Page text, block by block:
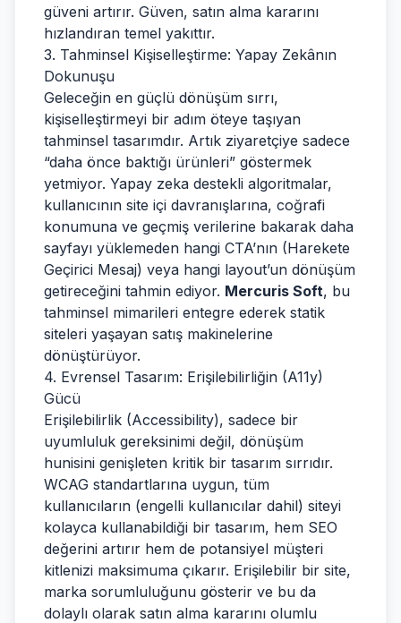
güveni artırır. Güven, satın alma kararını
hızlandıran temel yakıttır.
3. Tahminsel Kişiselleştirme: Yapay Zekânın
Dokunuşu
Geleceğin en güçlü dönüşüm sırrı,
kişiselleştirmeyi bir adım öteye taşıyan
tahminsel tasarımdır. Artık ziyaretçiye sadece
“daha önce baktığı ürünleri” göstermek
yetmiyor. Yapay zeka destekli algoritmalar,
kullanıcının site içi davranışlarına, coğrafi
konumuna ve geçmiş verilerine bakarak daha
sayfayı yüklemeden hangi CTA’nın (Harekete
Geçirici Mesaj) veya hangi layout’un dönüşüm
getireceğini tahmin ediyor. Mercuris Soft, bu
tahminsel mimarileri entegre ederek statik
siteleri yaşayan satış makinelerine
dönüştürüyor.
4. Evrensel Tasarım: Erişilebilirliğin (A11y)
Gücü
Erişilebilirlik (Accessibility), sadece bir
uyumluluk gereksinimi değil, dönüşüm
hunisini genişleten kritik bir tasarım sırrıdır.
WCAG standartlarına uygun, tüm
kullanıcıların (engelli kullanıcılar dahil) siteyi
kolayca kullanabildiği bir tasarım, hem SEO
değerini artırır hem de potansiyel müşteri
kitlenizi maksimuma çıkarır. Erişilebilir bir site,
marka sorumluluğunu gösterir ve bu da
dolaylı olarak satın alma kararını olumlu